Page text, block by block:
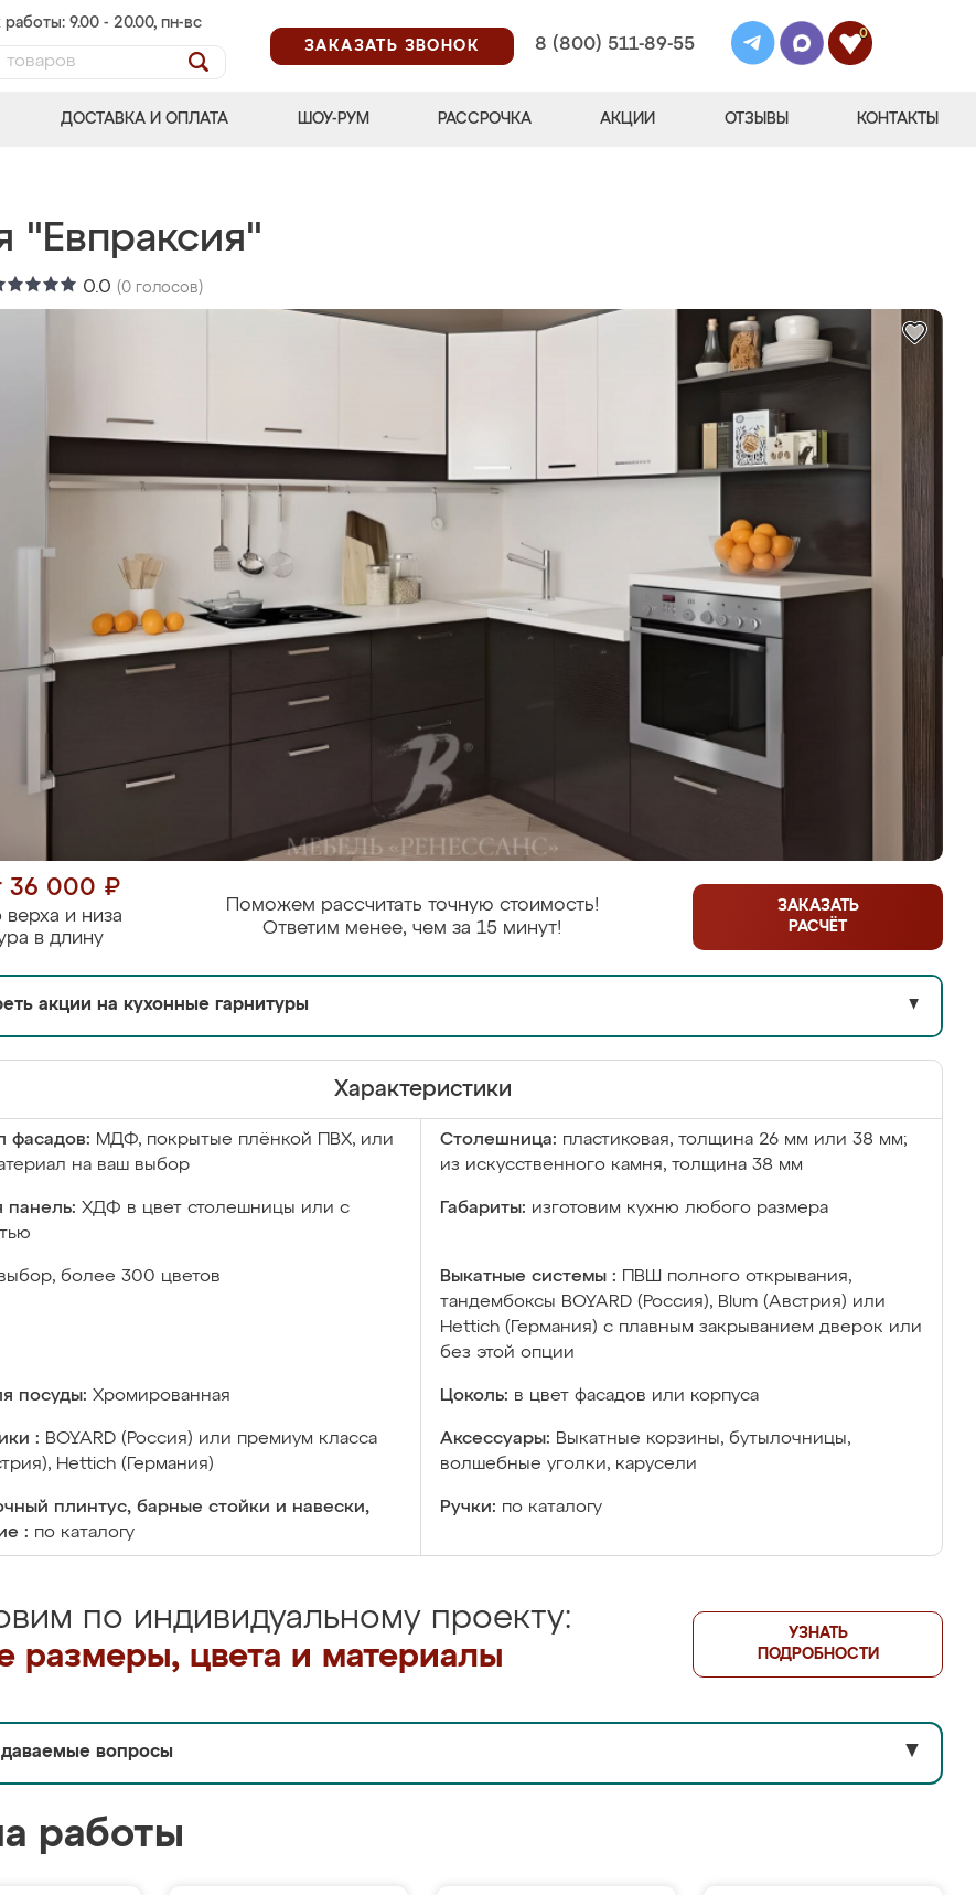
работы: 9.00 - 20.00, пн-вс
ЗАКАЗАТЬ ЗВОНОК
8 (800) 511-89-55
0
ДОСТАВКА И ОПЛАТА ШОУ-РУМ РАССРОЧКА АКЦИИ ОТЗЫВЫ КОНТАКТЫ
"Евпраксия"
0.0 (0 голосов)
36 000 ₽
верха и низа
в длину
Поможем рассчитать точную стоимость!
Ответим менее, чем за 15 минут!
ЗАКАЗАТЬ
РАСЧЁТ
акции на кухонные гарнитуры ▼
Характеристики
фасадов: МДФ, покрытые плёнкой ПВХ, или
на ваш выбор
Столешница: пластиковая, толщина 26 мм или 38 мм;
из искусственного камня, толщина 38 мм
панель: ХДФ в цвет столешницы или с
Габариты: изготовим кухню любого размера
более 300 цветов Выкатные системы :
ПВШ полного открывания,
тандембоксы BOYARD (Россия), Blum (Австрия) или
Hettich (Германия) с плавным закрыванием дверок или
без этой опции
посуды: Хромированная Цоколь: в цвет фасадов или корпуса
: BOYARD (Россия) или премиум класса
Hettich (Германия)
Аксессуары: Выкатные корзины, бутылочницы,
волшебные уголки, карусели
плинтус, барные стойки и навески,
: по каталогу
Ручки: по каталогу
по индивидуальному проекту:
размеры, цвета и материалы
УЗНАТЬ
ПОДРОБНОСТИ
вопросы ▼
работы